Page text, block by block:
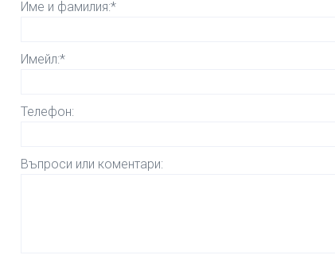
Име и фамилия:*
Имейл:*
Телефон:
Въпроси или коментари: